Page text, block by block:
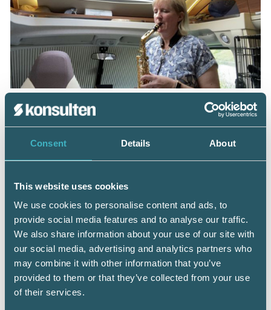
Consent Details About
This website uses cookies
We use cookies to personalise content and ads, to
provide social media features and to analyse our traffic.
We also share information about your use of our site with
our social media, advertising and analytics partners who
may combine it with other information that you’ve
provided to them or that they’ve collected from your use
of their services.
Varje kväll blir det lite saxofon i husbilen. Och en gång
varannan vecka, via Zoom, träffar hon sin lärare hemma i
Tierp.